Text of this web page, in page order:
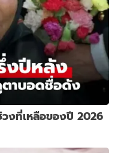
งที่เหลือของปี 2026